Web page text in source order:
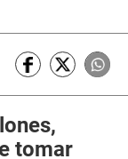
tomar